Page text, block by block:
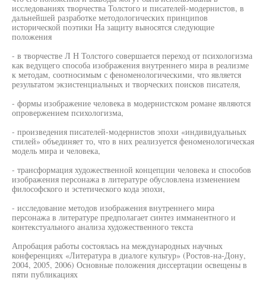
исследованиях творчества Толстого и писателей-модернистов, в
дальнейшей разработке методологических принципов
исторической поэтики На защиту выносятся следующие
положения
- в творчестве Л Н Толстого совершается переход от психологизма
как ведущего способа изображения внутреннего мира в реализме
к методам, соотносимым с феноменологическими, что является
результатом экзистенциальных и творческих поисков писателя,
- формы изображение человека в модернистском романе являются
опровержением психологизма,
- произведения писателей-модернистов эпохи «индивидуальных
стилей» объединяет то, что в них реализуется феноменологическая
модель мира и человека,
- трансформация художественной концепции человека и способов
изображения персонажа в литературе обусловлена изменением
философского и эстетического кода эпохи,
- исследование методов изображения внутреннего мира
персонажа в литературе предполагает синтез имманентного и
контекстуального анализа художественного текста
Апробация работы состоялась на международных научных
конференциях «Литература в диалоге культур» (Ростов-на-Дону,
2004, 2005, 2006) Основные положения диссертации освещены в
пяти публикациях